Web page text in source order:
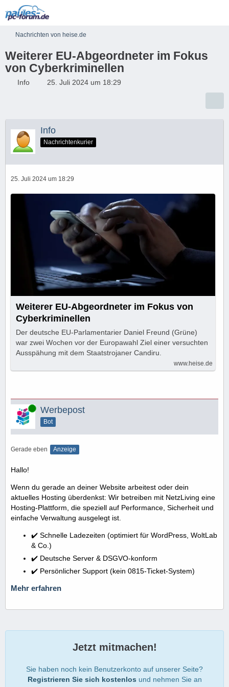
Nachrichten von heise.de
Weiterer EU-Abgeordneter im Fokus
von Cyberkriminellen
Info 25. Juli 2024 um 18:29
Info
Nachrichtenkurier
25. Juli 2024 um 18:29
Weiterer EU-Abgeordneter im Fokus von
Cyberkriminellen
Der deutsche EU-Parlamentarier Daniel Freund (Grüne)
war zwei Wochen vor der Europawahl Ziel einer versuchten
Ausspähung mit dem Staatstrojaner Candiru.
www.heise.de
Online Werbepost
Bot
Gerade eben Anzeige
Hallo!
Wenn du gerade an deiner Website arbeitest oder dein
aktuelles Hosting überdenkst: Wir betreiben mit NetzLiving eine
Hosting-Plattform, die speziell auf Performance, Sicherheit und
einfache Verwaltung ausgelegt ist.
✔️ Schnelle Ladezeiten (optimiert für WordPress, WoltLab
& Co.)
✔️ Deutsche Server & DSGVO-konform
✔️ Persönlicher Support (kein 0815-Ticket-System)
Mehr erfahren
Jetzt mitmachen!
Sie haben noch kein Benutzerkonto auf unserer Seite?
Registrieren Sie sich kostenlos und nehmen Sie an